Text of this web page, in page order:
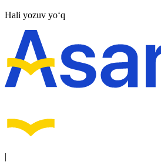
Hali yozuv yo‘q
|